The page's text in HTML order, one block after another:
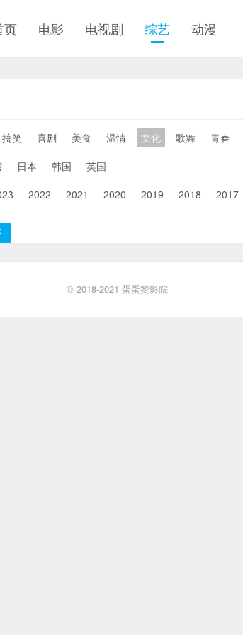
页 电影 电视剧 综艺 动漫
搞笑 喜剧 美食 温情 文化 歌舞 青春
日本 韩国
英国
2022 2021 2020 2019 2018 2017
© 2018-2021 蛋蛋赞影院